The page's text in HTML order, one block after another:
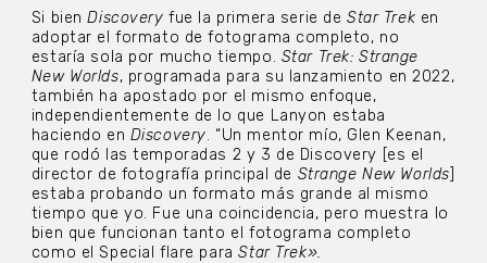
Si bienDiscovery fue la primera serie de Star Trek en
adoptar el formato de fotograma completo, no
estaría sola por mucho tiempo. Star Trek: Strange
New Worlds, programada para su lanzamiento en 2022,
también ha apostado por el mismo enfoque,
independientemente de lo que Lanyon estaba
haciendo en Discovery. “Un mentor mío, Glen Keenan,
que rodó las temporadas 2 y 3 de Discovery [es el
director de fotografía principal de Strange New Worlds
estaba probando un formato más grande al mismo
tiempo que yo. Fue una coincidencia, pero muestra lo
bien que funcionan tanto el fotograma completo
como el Special flare paraStar Trek».